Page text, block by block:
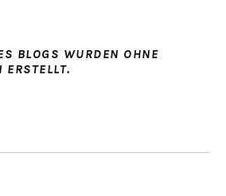
BLOGS WURDEN OHNE